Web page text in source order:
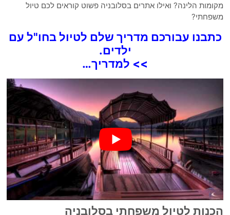
מקומות הלינה? ואילו אתרים בסלובניה פשוט קוראים לכם טיול
משפחתי?
כתבנו עבורכם מדריך שלם לטיול בחו"ל עם
ילדים.
>> למדריך…
הכנות לטיול משפחתי בסלובניה